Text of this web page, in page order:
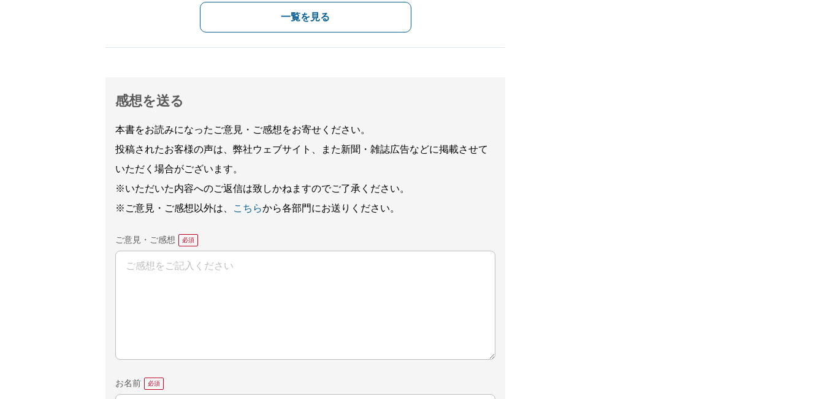
一覧を見る
感想を送る
本書をお読みになったご意見・ご感想をお寄せください。
投稿されたお客様の声は、弊社ウェブサイト、また新聞・雑誌広告などに掲載させて
いただく場合がございます。
※いただいた内容へのご返信は致しかねますのでご了承ください。
※ご意見・ご感想以外は、
こちらから各部門にお送りください。
ご意見・ご感想
お名前